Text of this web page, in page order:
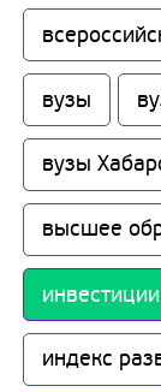
вузы
вузы
высшее
инвестиции
индекс